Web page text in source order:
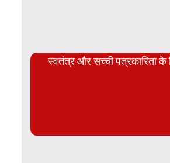
स्वतंत्र और सच्ची पत्रकारिता